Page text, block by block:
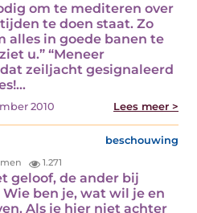
om te mediteren over
te doen staat. Zo
alles in goede banen te
u.” “Meneer
zeiljacht gesignaleerd
2010 Lees meer >
beschouwing
1.271
geloof, de ander bij
ben je, wat wil je en
Als je hier niet achter